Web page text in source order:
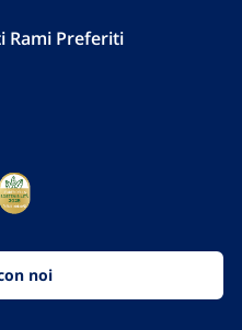
Rami Preferiti
noi